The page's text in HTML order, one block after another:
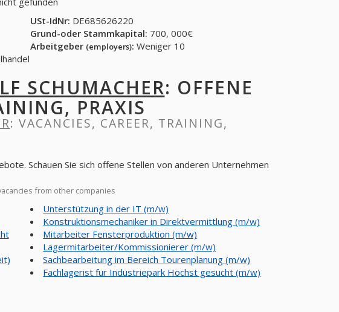
USt-IdNr: DE685626220
Grund-oder Stammkapital: 700, 000€
Arbeitgeber (employers): Weniger 10
SCHUMACHER: OFFENE
PRAXIS
: VACANCIES, CAREER, TRAINING,
Schauen Sie sich offene Stellen von anderen Unternehmen
from other companies
Unterstützung in der IT (m/w)
Konstruktionsmechaniker in Direktvermittlung (m/w)
Mitarbeiter Fensterproduktion (m/w)
Lagermitarbeiter/Kommissionierer (m/w)
Sachbearbeitung im Bereich Tourenplanung (m/w)
Fachlagerist für Industriepark Höchst gesucht (m/w)